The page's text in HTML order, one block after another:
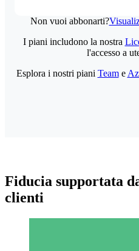
Non vuoi abbonarti?
I piani includono la nostra
l'accesso a
Esplora i nostri piani Teame
Fiducia supportata
clienti